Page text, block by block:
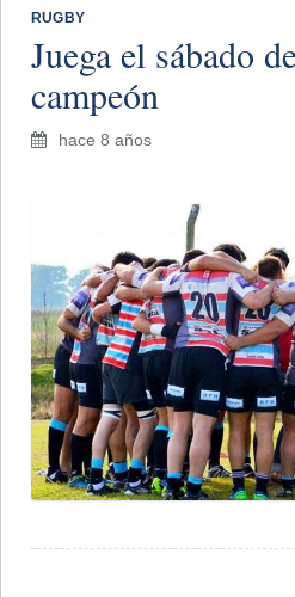
RUGBY
Juega el sábado
campeón
hace 8 años